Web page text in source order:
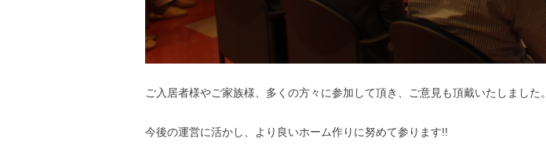
ご入居者様やご家族様、多くの方々に参加して頂き、ご意見も頂戴いたしました。
今後の運営に活かし、より良いホーム作りに努めて参ります!!